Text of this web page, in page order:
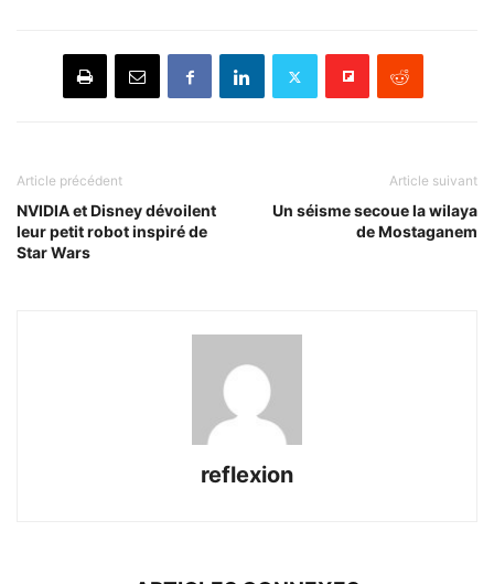
Article précédent
NVIDIA et Disney dévoilent
leur petit robot inspiré de
Star Wars
Article suivant
Un séisme secoue la wilaya
de Mostaganem
reflexion